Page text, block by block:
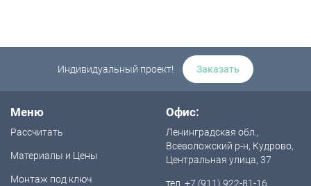
Индивидуальный проект! Заказать
Меню
Рассчитать
Материалы и Цены
Монтаж под ключ
Офис:
Ленинградская обл.,
Всеволожский р-н, Кудрово,
Центральная улица, 37
тел. +7 (911) 922-81-16